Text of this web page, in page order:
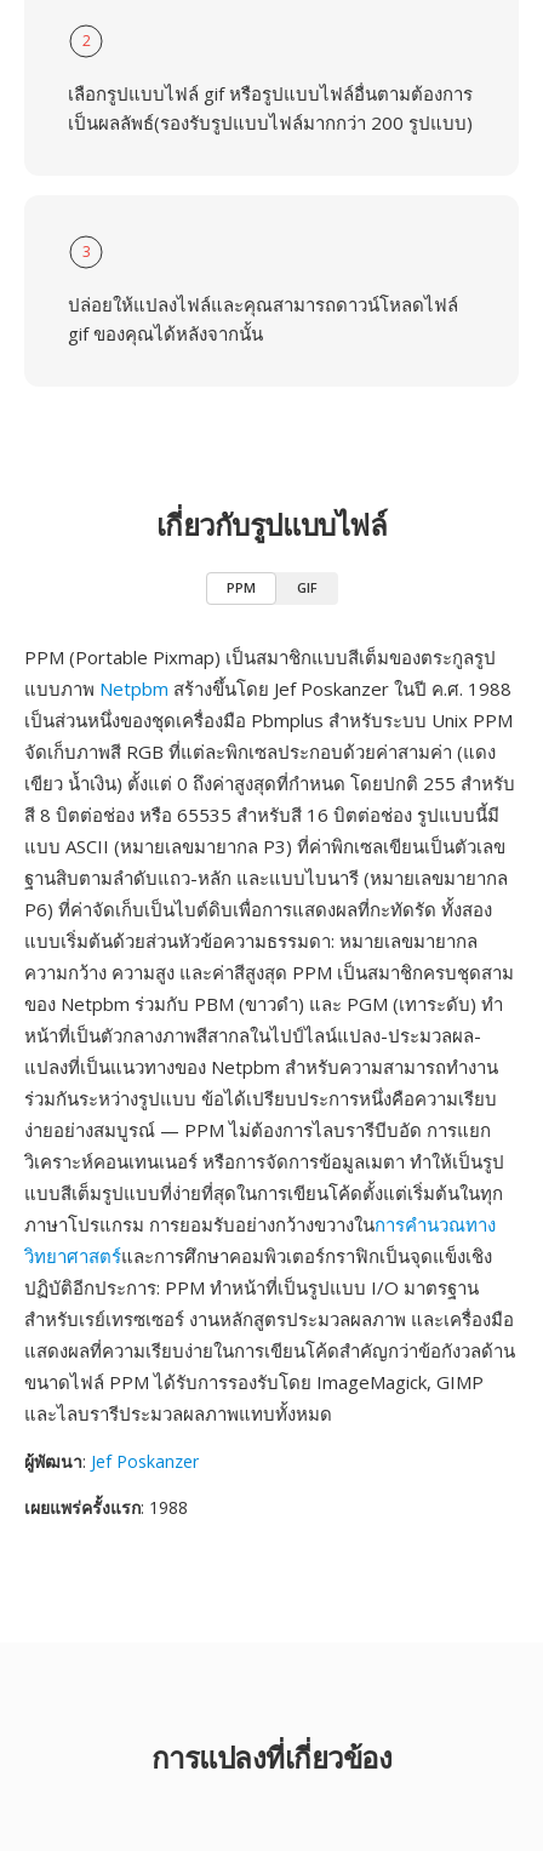
2
เลือกรูปแบบไฟล์ gif หรือรูปแบบไฟล์อื่นตามต้องการ
เป็นผลลัพธ์(รองรับรูปแบบไฟล์มากกว่า 200 รูปแบบ)
3
ปล่อยให้แปลงไฟล์และคุณสามารถดาวน์โหลดไฟล์
gif ของคุณได้หลังจากนั้น
เกี่ยวกับรูปแบบไฟล์
PPM GIF
PPM (Portable Pixmap) เป็นสมาชิกแบบสีเต็มของตระกูลรูป
แบบภาพ Netpbm สร้างขึ้นโดย Jef Poskanzer ในปี ค.ศ. 1988
เป็นส่วนหนึ่งของชุดเครื่องมือ Pbmplus สำหรับระบบ Unix PPM
จัดเก็บภาพสี RGB ที่แต่ละพิกเซลประกอบด้วยค่าสามค่า (แดง
เขียว น้ำเงิน) ตั้งแต่ 0 ถึงค่าสูงสุดที่กำหนด โดยปกติ 255 สำหรับ
สี 8 บิตต่อช่อง หรือ 65535 สำหรับสี 16 บิตต่อช่อง รูปแบบนี้มี
แบบ ASCII (หมายเลขมายากล P3) ที่ค่าพิกเซลเขียนเป็นตัวเลข
ฐานสิบตามลำดับแถว-หลัก และแบบไบนารี (หมายเลขมายากล
P6) ที่ค่าจัดเก็บเป็นไบต์ดิบเพื่อการแสดงผลที่กะทัดรัด ทั้งสอง
แบบเริ่มต้นด้วยส่วนหัวข้อความธรรมดา: หมายเลขมายากล
ความกว้าง ความสูง และค่าสีสูงสุด PPM เป็นสมาชิกครบชุดสาม
ของ Netpbm ร่วมกับ PBM (ขาวดำ) และ PGM (เทาระดับ) ทำ
หน้าที่เป็นตัวกลางภาพสีสากลในไปป์ไลน์แปลง-ประมวลผล-
แปลงที่เป็นแนวทางของ Netpbm สำหรับความสามารถทำงาน
ร่วมกันระหว่างรูปแบบ ข้อได้เปรียบประการหนึ่งคือความเรียบ
ง่ายอย่างสมบูรณ์ — PPM ไม่ต้องการไลบรารีบีบอัด การแยก
วิเคราะห์คอนเทนเนอร์ หรือการจัดการข้อมูลเมตา ทำให้เป็นรูป
แบบสีเต็มรูปแบบที่ง่ายที่สุดในการเขียนโค้ดตั้งแต่เริ่มต้นในทุก
ภาษาโปรแกรม การยอมรับอย่างกว้างขวางในการคำนวณทาง
วิทยาศาสตร์และการศึกษาคอมพิวเตอร์กราฟิกเป็นจุดแข็งเชิง
ปฏิบัติอีกประการ: PPM ทำหน้าที่เป็นรูปแบบ I/O มาตรฐาน
สำหรับเรย์เทรซเซอร์ งานหลักสูตรประมวลผลภาพ และเครื่องมือ
แสดงผลที่ความเรียบง่ายในการเขียนโค้ดสำคัญกว่าข้อกังวลด้าน
ขนาดไฟล์ PPM ได้รับการรองรับโดย ImageMagick, GIMP
และไลบรารีประมวลผลภาพแทบทั้งหมด
ผู้พัฒนา: Jef Poskanzer
เผยแพร่ครั้งแรก: 1988
การแปลงที่เกี่ยวข้อง